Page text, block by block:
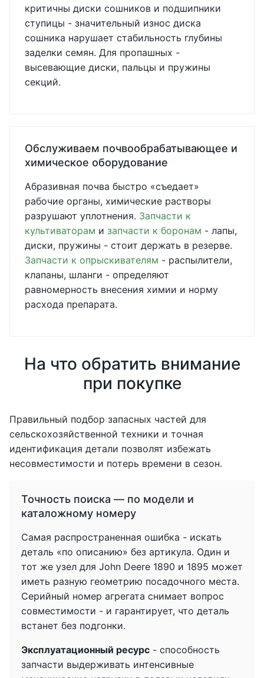
критичны диски сошников и подшипники
ступицы - значительный износ диска
сошника нарушает стабильность глубины
заделки семян. Для пропашных -
высевающие диски, пальцы и пружины
секций.
Обслуживаем почвообрабатывающее и
химическое оборудование
Абразивная почва быстро «съедает»
рабочие органы, химические растворы
разрушают уплотнения. Запчасти к
культиваторам и запчасти к боронам - лапы,
диски, пружины - стоит держать в резерве.
Запчасти к опрыскивателям - распылители,
клапаны, шланги - определяют
равномерность внесения химии и норму
расхода препарата.
На что обратить внимание
при покупке
Правильный подбор запасных частей для
сельскохозяйственной техники и точная
идентификация детали позволят избежать
несовместимости и потерь времени в сезон.
Точность поиска — по модели и
каталожному номеру
Самая распространенная ошибка - искать
деталь «по описанию» без артикула. Один и
тот же узел для John Deere 1890 и 1895 может
иметь разную геометрию посадочного места.
Серийный номер агрегата снимает вопрос
совместимости - и гарантирует, что деталь
встанет без подгонки.
Эксплуатационный ресурс - способность
запчасти выдерживать интенсивные